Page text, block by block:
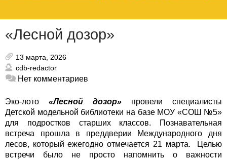
«Лесной дозор»
13 марта, 2026
cdb-redactor
Нет комментариев
Эко-лото «Лесной дозор» провели специалисты
Детской модельной библиотеки на базе МОУ «СОШ №5»
для подростков старших классов. Познавательная
встреча прошла в преддверии Международного дня
лесов, который ежегодно отмечается 21 марта. Целью
встречи было не просто напомнить о важности